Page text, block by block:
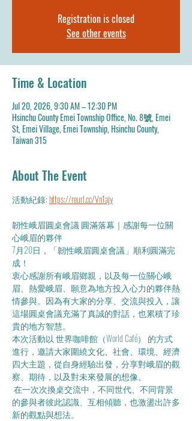
Registration is closed
See other events
Time & Location
Jul 20, 2026, 9:30 AM – 12:30 PM
Hsinchu County Emei Township Office, No. 8號, Emei
St, Emei Village, Emei Township, Hsinchu County,
Taiwan 315
About The Event
活動紀錄: https://reurl.cc/Vn1ajy
韌性峨眉圓桌會議 圓滿落幕｜感謝每一位關
心峨眉的夥伴
7月20日，「韌性峨眉圓桌會議」順利圓滿完
成！
衷心感謝所有峨眉鄉親，以及每一位關心峨
眉、熱愛峨眉、願意為地方投入心力的夥伴熱
情參與。因為有大家的分享、交流與投入，讓
這場圓桌會議充滿了真誠的對話，也累積了珍
貴的地方智慧。
本次活動以 世界咖啡館（World Café） 的方式
進行，邀請大家圍繞文化、社會、環境、經濟
四大主題，從自身經驗出發，分享對峨眉的觀
察、期待，以及對未來發展的想像。
在一次次換桌交流中，不同世代、不同背景
的參與者彼此認識、互相傾聽，也激盪出許多
新的觀點與想法。